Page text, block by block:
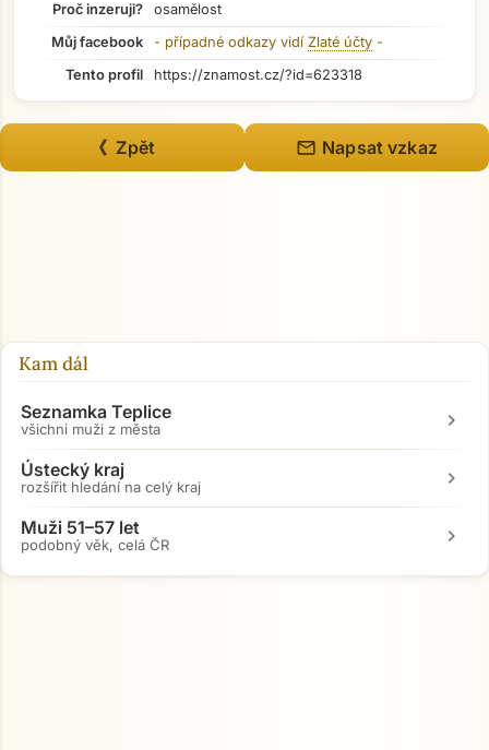
Přejít na hlavní obsah
Proč inzeruji?
osamělost
Můj facebook
- případné odkazy vidí Zlaté účty -
Tento profil
https://znamost.cz/?id=623318
《 Zpět mail Napsat vzkaz
Kam dál
Seznamka Teplice
všichni muži z města chevron_right
Ústecký kraj
rozšířit hledání na celý kraj chevron_right
Muži 51–57 let
podobný věk, celá ČR chevron_right